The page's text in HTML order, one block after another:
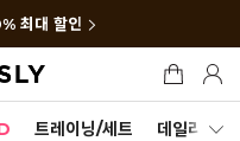
최대 할인
트레이닝/세트 데일리세트